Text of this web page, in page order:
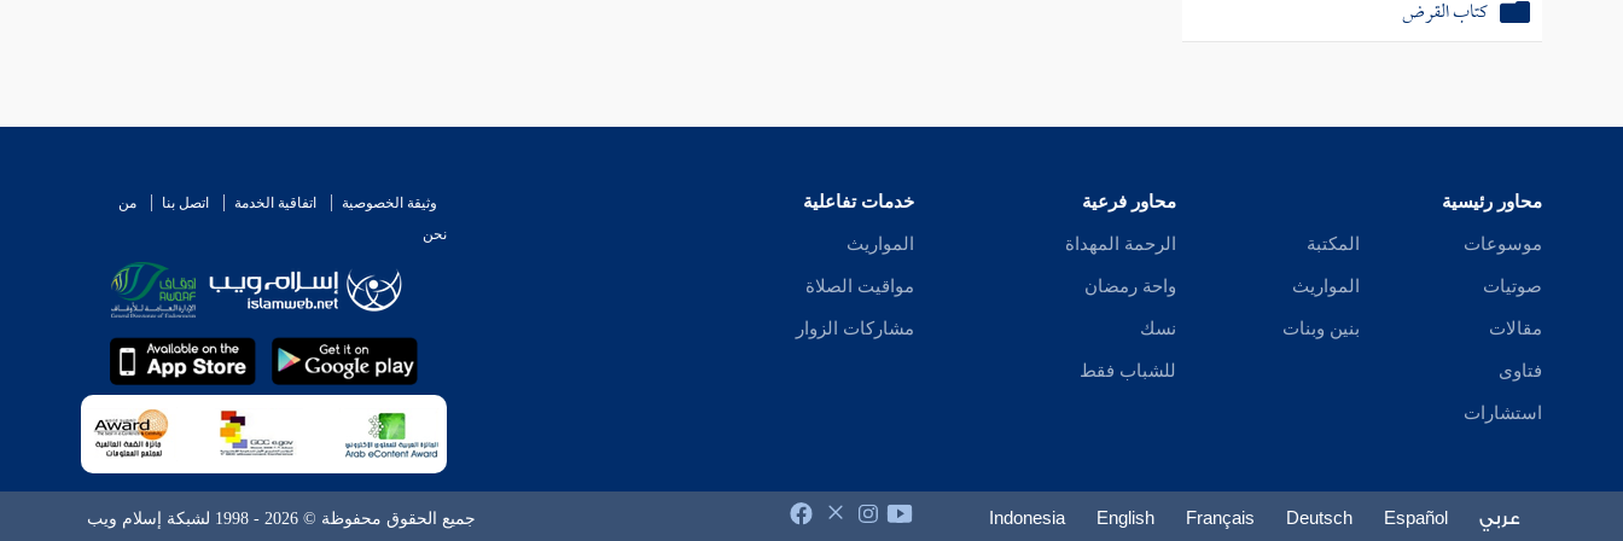
كتاب القرض
محاور رئيسية
موسوعات
صوتيات
مقالات
فتاوى
استشارات
المكتبة
المواريث
بنين وبنات
محاور فرعية
الرحمة المهداة
واحة رمضان
نسك
للشباب فقط
خدمات تفاعلية
المواريث
مواقيت الصلاة
مشاركات الزوار
وثيقة الخصوصية اتفاقية الخدمة اتصل بنا
من
نحن
عربي Español
Deutsch
Français
English
Indonesia جميع الحقوق محفوظة © 2026 - 1998 لشبكة إسلام ويب